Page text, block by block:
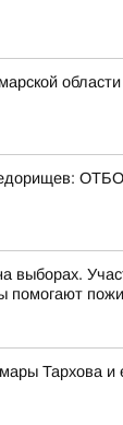
выборах.
помогают
Тархова и